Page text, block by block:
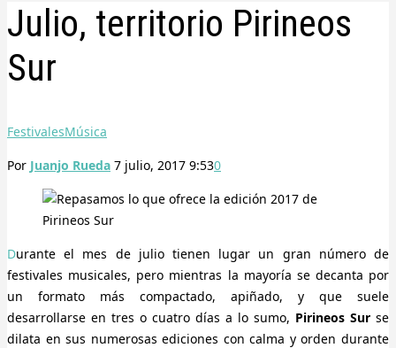
Julio, territorio Pirineos
Sur
FestivalesMúsica
Por Juanjo Rueda 7 julio, 2017 9:530
Durante el mes de julio tienen lugar un gran número de
festivales musicales, pero mientras la mayoría se decanta por
un formato más compactado, apiñado, y que suele
desarrollarse en tres o cuatro días a lo sumo, Pirineos Sur se
dilata en sus numerosas ediciones con calma y orden durante